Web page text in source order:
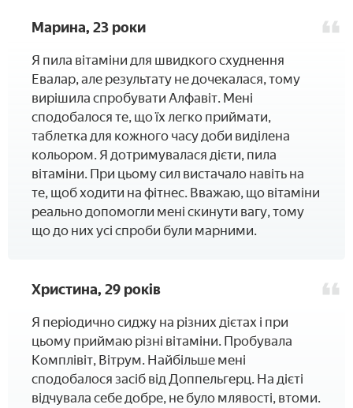
Марина, 23 роки
Я пила вітаміни для швидкого схуднення
Евалар, але результату не дочекалася, тому
вирішила спробувати Алфавіт. Мені
сподобалося те, що їх легко приймати,
таблетка для кожного часу доби виділена
кольором. Я дотримувалася дієти, пила
вітаміни. При цьому сил вистачало навіть на
те, щоб ходити на фітнес. Вважаю, що вітаміни
реально допомогли мені скинути вагу, тому
що до них усі спроби були марними.
Христина, 29 років
Я періодично сиджу на різних дієтах і при
цьому приймаю різні вітаміни. Пробувала
Комплівіт, Вітрум. Найбільше мені
сподобалося засіб від Доппельгерц. На дієті
відчувала себе добре, не було млявості, втоми.